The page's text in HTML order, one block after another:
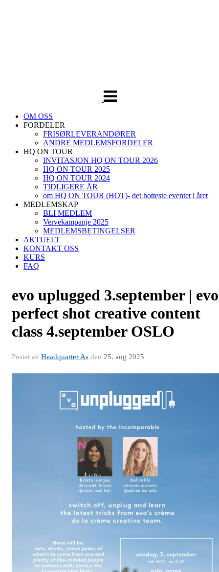
OM OSS
FORDELER
FRISØRLEVERANDØRER
ANDRE MEDLEMSFORDELER
HQ ON TOUR
INVITASJON HQ ON TOUR 2026
HQ ON TOUR 2025
HQ ON TOUR 2024
TIDLIGERE ÅR
om HQ ON TOUR (HOT)- det hotteste eventet i året
MEDLEMSKAP
BLI MEDLEM
Vervekampanje 2025
MEDLEMSBETINGELSER
AKTUELT
KONTAKT OSS
KURS
FAQ
evo uplugged 3.september | evo
perfect shot creative content
class 4.september OSLO
Postet av Headquarter As den 25. aug 2025